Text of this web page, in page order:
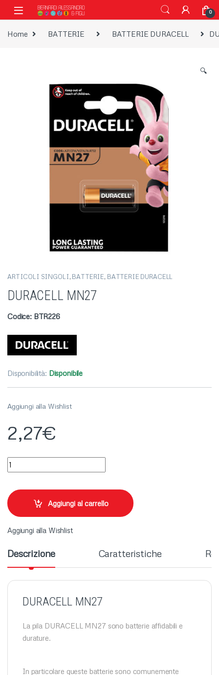
Vai alla navigazione
Vai al contenuto
0
Home BATTERIE BATTERIE DURACELL
🔍
ARTICOLI SINGOLI, BATTERIE, BATTERIE DURACELL
DURACELL MN27
Codice: BTR226
Disponibilità: Disponibile
Aggiungi alla Wishlist
2,27€
DURACELL MN27 quantity
Aggiungi al carrello
Aggiungi alla Wishlist
Descrizione Caratteristiche
DURACELL MN27
La pila DURACELL MN27 sono batterie affidabili e
durature.
In particolare queste batterie sono comunemente